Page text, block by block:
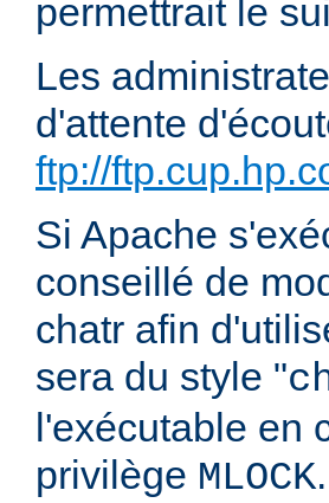
permettrait le
Les
d'attente
ftp://
Si Apache
conseillé de
chatr afin
sera du style "
l'exécutable en
privilège MLOCK